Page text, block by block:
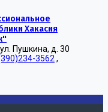
Хакасия
Пушкина, д. 30
3562 ,